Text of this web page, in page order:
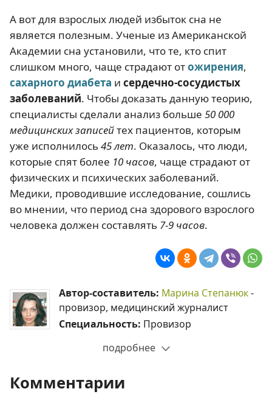
А вот для взрослых людей избыток сна не
является полезным. Ученые из Американской
Академии сна установили, что те, кто спит
слишком много, чаще страдают отожирения,
сахарного диабета и сердечно-сосудистых
заболеваний. Чтобы доказать данную теорию,
специалисты сделали анализ больше 50 000
медицинских записейтех пациентов, которым
уже исполнилось45 лет. Оказалось, что люди,
которые спят более 10 часов, чаще страдают от
физических и психических заболеваний.
Медики, проводившие исследование, сошлись
во мнении, что период сна здорового взрослого
человека должен составлять 7-9 часов.
Автор-составитель: Марина Степанюк-
провизор, медицинский журналист
Специальность: Провизор
подробнее
Комментарии